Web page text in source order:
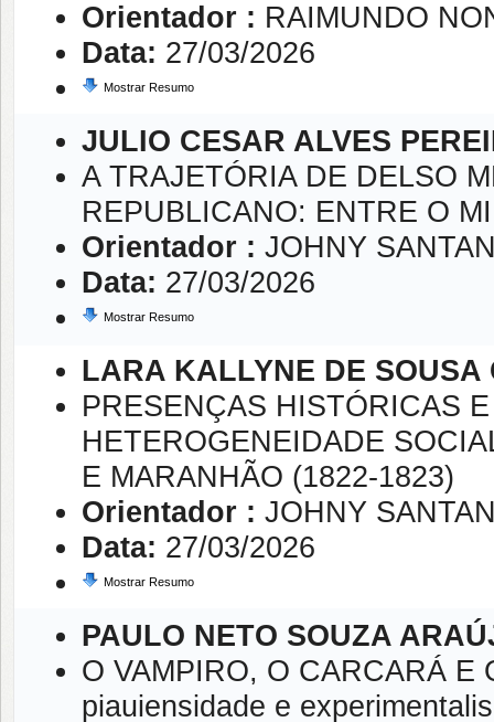
Orientador : RAIMUNDO
Data: 27/03/2026
Mostrar Resumo
JULIO CESAR ALVES
A TRAJETÓRIA DE DELSO
REPUBLICANO: ENTRE O
Orientador : JOHNY
Data: 27/03/2026
Mostrar Resumo
LARA KALLYNE DE SOUSA
PRESENÇAS HISTÓRICAS
HETEROGENEIDADE
E MARANHÃO (1822-1823)
Orientador : JOHNY
Data: 27/03/2026
Mostrar Resumo
PAULO NETO SOUZA
O VAMPIRO, O CARCARÁ E
piauiensidade e